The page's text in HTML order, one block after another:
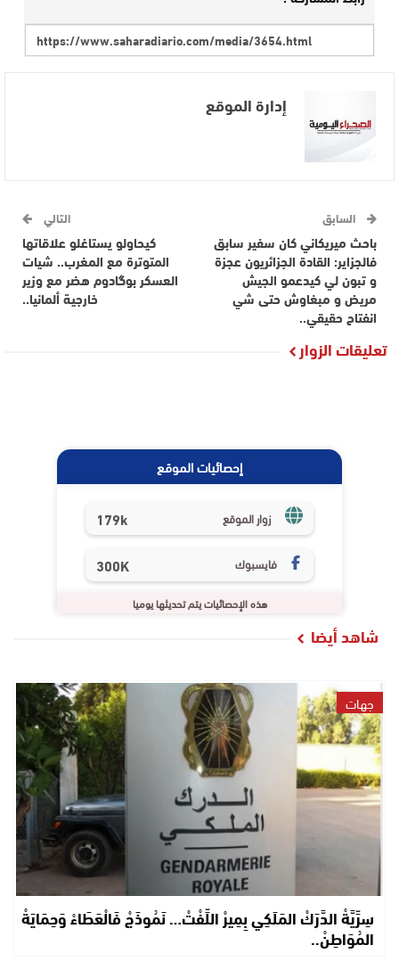
إدارة الموقع
السابق
باحث ميريكاني كان سفير سابق
فالجزاير: القادة الجزائريون عجزة
و تبون لي كيدعمو الجيش
مريض و مبغاوش حتى شي
انفتاح حقيقي..
التالي
كيحاولو يستاغلو علاقاتها
المتوترة مع المغرب.. شيات
العسكر بوگادوم هضر مع وزير
خارجية ألمانيا..
تعليقات الزوار
إحصائيات الموقع
زوار الموقع 179k
فايسبوك 300K
هذه الإحصائيات يتم تحديثها يوميا
شاهد أيضا
جهات
سِرِّيَّةْ الدَّرَكْ المَلَكِي بِمِيرْ اللِّفْتْ… نَمُوذَجْ فَالْعَطَاءْ وَحِمَايَةْ
المُوَاطِنْ..